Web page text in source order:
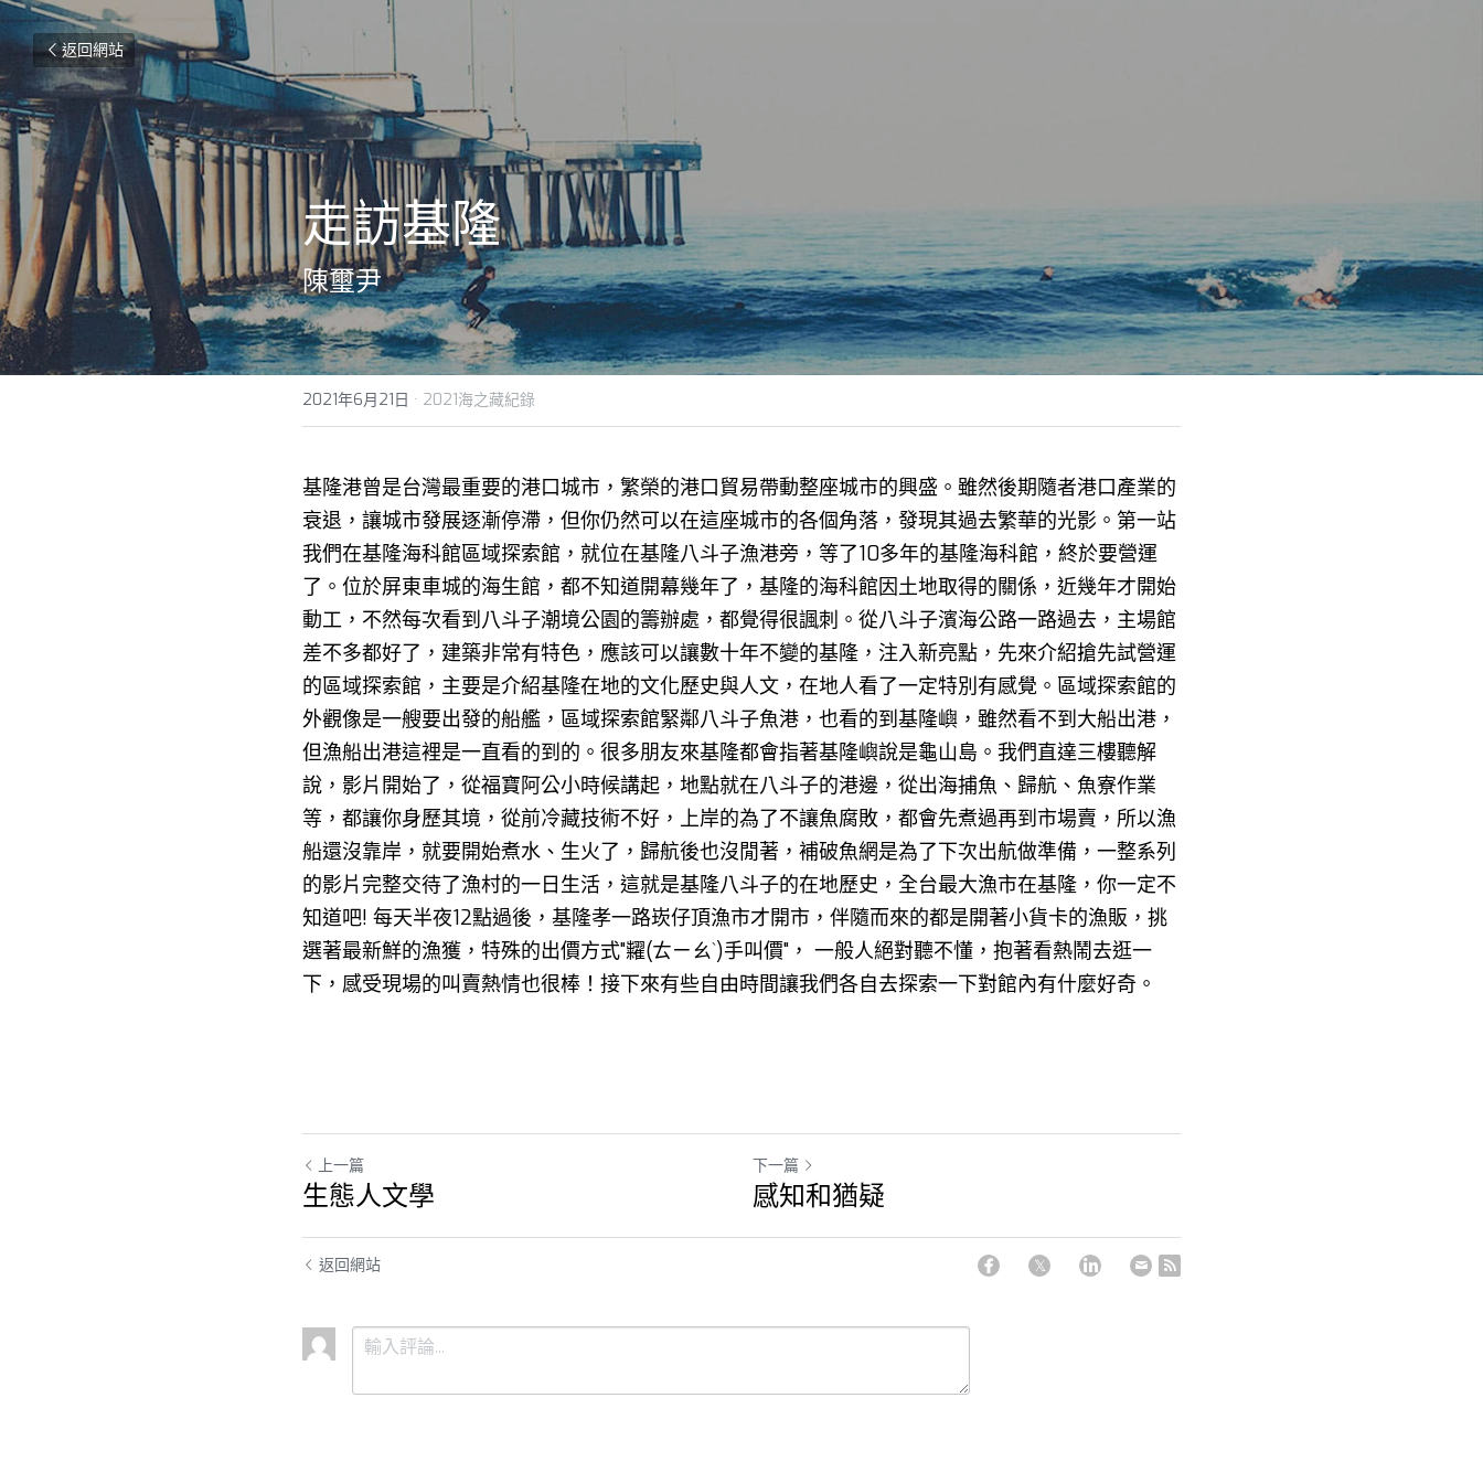
返回網站
走訪基隆
陳璽尹
2021年6月21日 · 2021海之藏紀錄
基隆港曾是台灣最重要的港口城市，繁榮的港口貿易帶動整座城市的興盛。雖然後期隨者港口產業的
衰退，讓城市發展逐漸停滯，但你仍然可以在這座城市的各個角落，發現其過去繁華的光影。第一站
我們在基隆海科館區域探索館 ，就位在基隆八斗子漁港旁， 等了10多年的基隆海科館，終於要營運
了。位於屏東車城的海生館 ，都不知道開幕幾年了，基隆的海科館因土地取得的關係，近幾年才開始
動工，不然每次看到八斗子潮境公園的籌辦處，都覺得很諷刺。從八斗子濱海公路一路過去，主場館
差不多都好了，建築非常有特色，應該可以讓數十年不變的基隆，注入新亮點，先來介紹搶先試營運
的區域探索館，主要是介紹基隆在地的文化歷史與人文，在地人看了一定特別有感覺。區域探索館的
外觀像是一艘要出發的船艦 ， 區域探索館緊鄰八斗子魚港，也看的到基隆嶼，雖然看不到大船出港，
但漁船出港這裡是一直看的到的。很多朋友來基隆都會指著基隆嶼說是龜山島。我們直達三樓聽解
說，影片開始了，從福寶阿公小時候講起，地點就在八斗子的港邊，從出海捕魚、歸航、魚寮作業
等，都讓你身歷其境 ， 從前冷藏技術不好，上岸的為了不讓魚腐敗，都會先煮過再到市場賣，所以漁
船還沒靠岸，就要開始煮水、生火了， 歸航後也沒閒著，補破魚網是為了下次出航做準備，一整系列
的影片完整交待了漁村的一日生活，這就是基隆八斗子的在地歷史，全台最大漁市在基隆，你一定不
知道吧! 每天半夜12點過後，基隆孝一路崁仔頂漁市才開市，伴隨而來的都是開著小貨卡的漁販，挑
選著最新鮮的漁獲，特殊的出價方式"糶(ㄊㄧㄠˋ)手叫價"， 一般人絕對聽不懂，抱著看熱鬧去逛一
下，感受現場的叫賣熱情也很棒！接下來有些自由時間讓我們各自去探索一下對館內有什麼好奇。
上一篇
生態人文學
下一篇
感知和猶疑
返回網站